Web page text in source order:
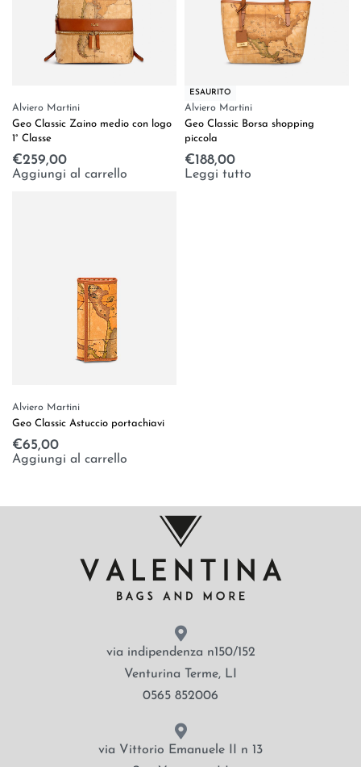
Alviero Martini
Geo Classic Zaino medio con logo
1° Classe
€259,00
Aggiungi al carrello
ESAURITO
Alviero Martini
Geo Classic Borsa shopping
piccola
€188,00
Leggi tutto
Alviero Martini
Geo Classic Astuccio portachiavi
€65,00
Aggiungi al carrello
via indipendenza n150/152
Venturina Terme, LI
0565 852006
via Vittorio Emanuele II n 13